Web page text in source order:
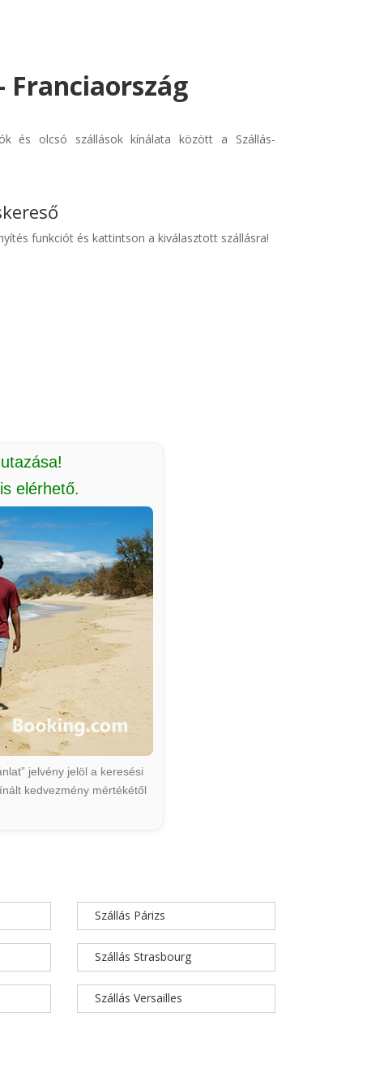
Franciaország
és olcsó szállások kínálata között a Szállás-
funkciót és kattintson a kiválasztott szállásra!
elérhető.
jelvény jelöl a keresési
kedvezmény mértékétől
Szállás Párizs
Szállás Strasbourg
Szállás Versailles